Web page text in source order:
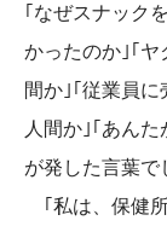
｢なぜスナック
かったのか｣｢ヤ
間か｣｢従業員
人間か｣｢あん
が発した言葉で
｢私は、保健